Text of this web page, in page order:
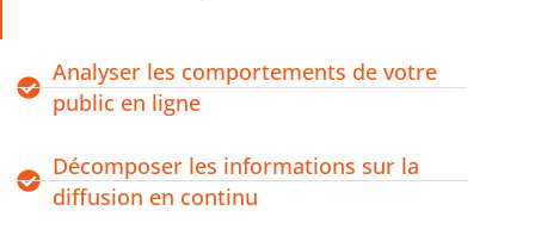
Analyser les comportements de votre
public en ligne
Décomposer les informations sur la
diffusion en continu